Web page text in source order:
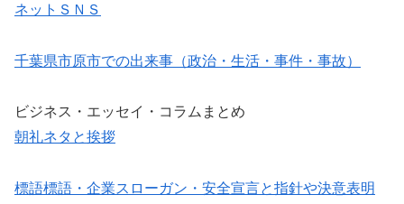
ネットＳＮＳ
千葉県市原市での出来事（政治・生活・事件・事故）
ビジネス・エッセイ・コラムまとめ
朝礼ネタと挨拶
標語標語・企業スローガン・安全宣言と指針や決意表明